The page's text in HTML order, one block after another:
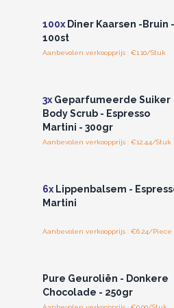
100x Diner Kaarsen -Bruin -
100st
Aanbevolen verkoopprijs : €1.10/Stuk
3x Geparfumeerde Suiker
Body Scrub - Espresso
Martini - 300gr
Aanbevolen verkoopprijs : €12.44/Stuk
6x Lippenbalsem -
Martini
Aanbevolen verkoopprijs : €6.24/Piece
Pure Geuroliën - Donkere
Chocolade - 250gr